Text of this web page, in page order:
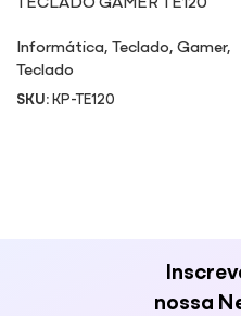
Informática,Teclado,Gamer,
Teclado
SKU:KP-TE120
nossa